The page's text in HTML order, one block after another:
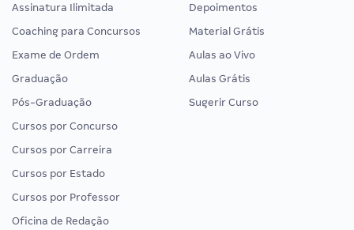
Assinatura Ilimitada
Coaching para Concursos
Exame de Ordem
Graduação
Pós-Graduação
Cursos por Concurso
Cursos por Carreira
Cursos por Estado
Cursos por Professor
Oficina de Redação
Depoimentos
Material Grátis
Aulas ao Vivo
Aulas Grátis
Sugerir Curso